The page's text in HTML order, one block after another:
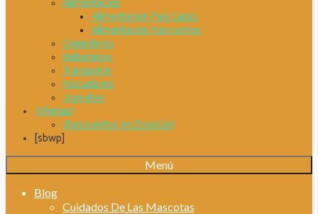
Alimentación
Alimentación Para Gatos
Alimentación Para perros
Comederos
Bebederos
Transporte
Rascadores
Juguetes
¡Ofertas!
¡Descuentos en Zooplús!
[sbwp]
Menú
Blog
Cuidados De Las Mascotas